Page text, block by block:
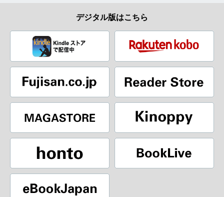
デジタル版はこちら